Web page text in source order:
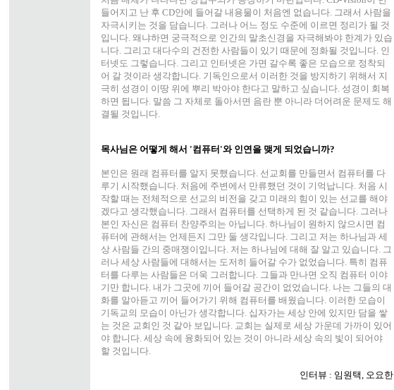
들어지고 난 후 CD안에 들어갈 내용물이 처음엔 없습니다. 그래서 사람을
자극시키는 것을 담습니다. 그러나 어느 정도 수준에 이르면 정리가 될 것
입니다. 왜냐하면 궁극적으로 인간의 말초신경을 자극해봐야 한계가 있습
니다. 그리고 대다수의 건전한 사람들이 있기 때문에 정화될 것입니다. 인
터넷도 그렇습니다. 그리고 인터넷은 가면 갈수록 좋은 모습으로 정착되
어 갈 것이라 생각합니다. 기독인으로서 이러한 것을 방지하기 위해서 지
극히 성경이 이땅 위에 뿌리 박아야 한다고 말하고 싶습니다. 성경이 회복
하면 됩니다. 말씀 그 자체로 돌아서면 음란 뿐 아니라 더어려운 문제도 해
결될 것입니다.
목사님은 어떻게 해서 '컴퓨터'와 인연을 맺게 되었습니까?
본인은 원래 컴퓨터를 알지 못했습니다. 선교회를 만들면서 컴퓨터를 다
루기 시작했습니다. 처음에 주변에서 만류했던 것이 기억납니다. 처음 시
작할 때는 전체적으로 선교의 비전을 갖고 미래의 힘이 있는 선교를 해야
겠다고 생각했습니다. 그래서 컴퓨터를 선택하게 된 것 같습니다. 그러나
본인 자신은 컴퓨터 찬양주의는 아닙니다. 하나님이 원하지 않으시면 컴
퓨터에 관해서는 언제든지 그만 둘 생각입니다. 그리고 저는 하나님과 세
상 사람들 간의 중매쟁이입니다. 저는 하나님에 대해 잘 알고 있습니다. 그
러나 세상 사람들에 대해서는 도저히 들어갈 수가 없었습니다. 특히 컴퓨
터를 다루는 사람들은 더욱 그러합니다. 그들과 만나면 오직 컴퓨터 이야
기만 합니다. 내가 그곳에 끼어 들어갈 공간이 없었습니다. 나는 그들의 대
화를 알아듣고 끼어 들어가기 위해 컴퓨터를 배웠습니다. 이러한 모습이
기독교의 모습이 아닌가 생각합니다. 십자가는 세상 안에 있지만 담을 쌓
는 것은 교회인 것 같아 보입니다. 교회는 실제로 세상 가운데 가까이 있어
야 합니다. 세상 속에 융화되어 있는 것이 아니라 세상 속의 빛이 되어야
할 것입니다.
인터뷰 : 임원택, 오요한